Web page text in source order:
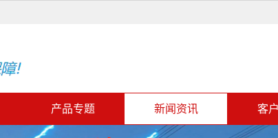
产品专题 新闻资讯 客